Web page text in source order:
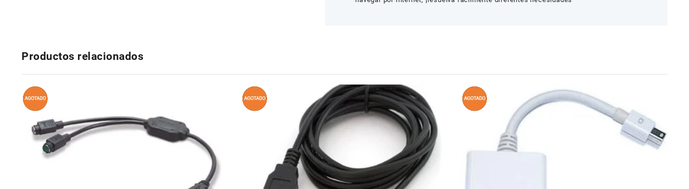
Productos relacionados